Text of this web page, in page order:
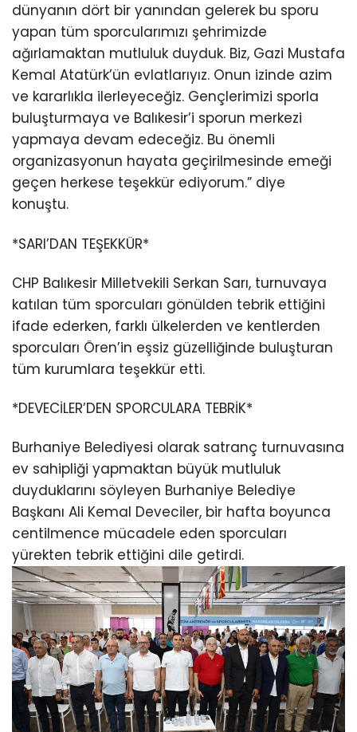
dünyanın dört bir yanından gelerek bu sporu
yapan tüm sporcularımızı şehrimizde
ağırlamaktan mutluluk duyduk. Biz, Gazi Mustafa
Kemal Atatürk’ün evlatlarıyız. Onun izinde azim
ve kararlıkla ilerleyeceğiz. Gençlerimizi sporla
buluşturmaya ve Balıkesir’i sporun merkezi
yapmaya devam edeceğiz. Bu önemli
organizasyonun hayata geçirilmesinde emeği
geçen herkese teşekkür ediyorum.” diye
konuştu.
*SARI’DAN TEŞEKKÜR*
CHP Balıkesir Milletvekili Serkan Sarı, turnuvaya
katılan tüm sporcuları gönülden tebrik ettiğini
ifade ederken, farklı ülkelerden ve kentlerden
sporcuları Ören’in eşsiz güzelliğinde buluşturan
tüm kurumlara teşekkür etti.
*DEVECİLER’DEN SPORCULARA TEBRİK*
Burhaniye Belediyesi olarak satranç turnuvasına
ev sahipliği yapmaktan büyük mutluluk
duyduklarını söyleyen Burhaniye Belediye
Başkanı Ali Kemal Deveciler, bir hafta boyunca
centilmence mücadele eden sporcuları
yürekten tebrik ettiğini dile getirdi.